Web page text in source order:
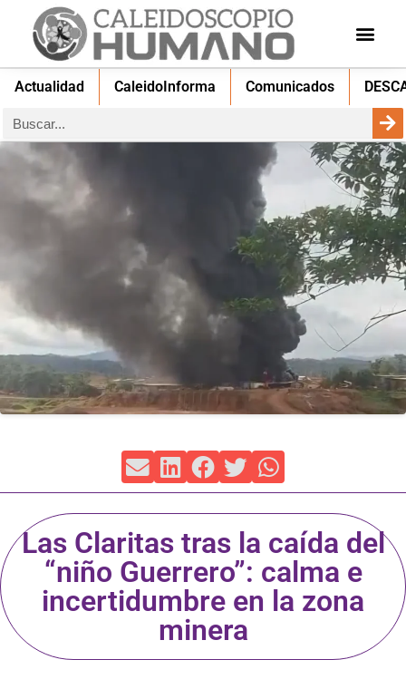
Actualidad CaleidoInforma Comunicados
Las Claritas tras la caída del
“niño Guerrero”: calma e
incertidumbre en la zona
minera